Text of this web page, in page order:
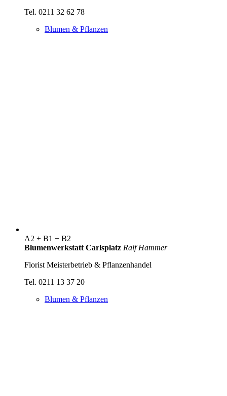
Tel. 0211 32 62 78
Blumen & Pflanzen
A2 + B1 + B2
Blumenwerkstatt Carlsplatz Ralf Hammer
Florist Meisterbetrieb & Pflanzenhandel
Tel. 0211 13 37 20
Blumen & Pflanzen